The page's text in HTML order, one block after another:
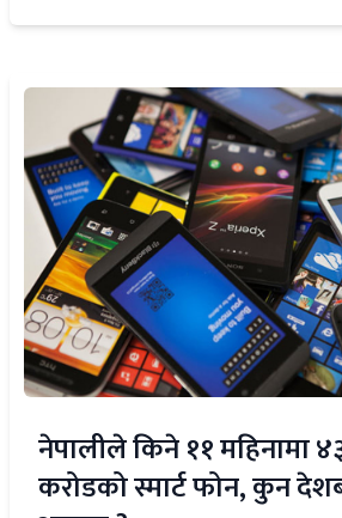
नेपालीले किने ११ महिनामा
करोडको स्मार्ट फोन, कुन